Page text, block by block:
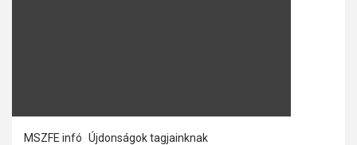
MSZFE infó Újdonságok tagjainknak